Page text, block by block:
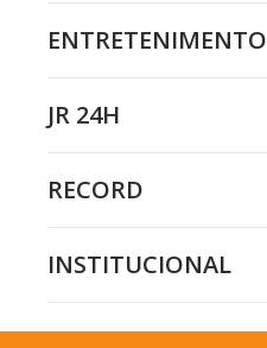
ENTRETENIMENTO
JR 24H
RECORD
INSTITUCIONAL